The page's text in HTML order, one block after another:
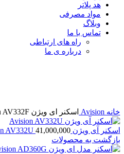
هد پلاتر
مواد مصرفی
وبلاگ
تماس با ما
راه های ارتباطی
درباره ی ما
خانه Avision اسکنر ای ویژن Avision AV332F
اسکنر آی ویژن Avision AV332U 41,000,000
بازگشت به محصولات